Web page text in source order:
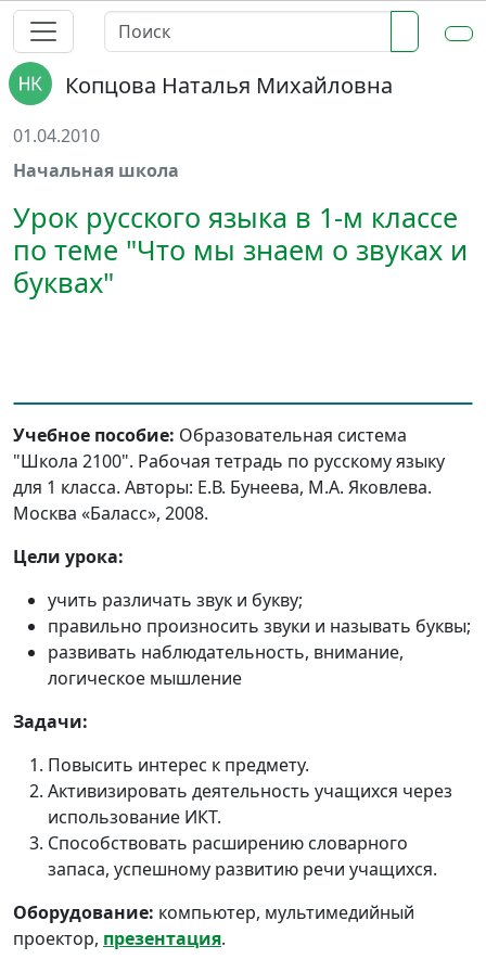
Копцова Наталья Михайловна
01.04.2010
Начальная школа
Урок русского языка в 1-м классе
по теме "Что мы знаем о звуках и
буквах"
Учебное пособие: Образовательная система
"Школа 2100". Рабочая тетрадь по русскому языку
для 1 класса. Авторы: Е.В. Бунеева, М.А. Яковлева.
Москва «Баласс», 2008.
Цели урока:
учить различать звук и букву;
правильно произносить звуки и называть буквы;
развивать наблюдательность, внимание,
логическое мышление
Задачи:
Повысить интерес к предмету.
Активизировать деятельность учащихся через
использование ИКТ.
Способствовать расширению словарного
запаса, успешному развитию речи учащихся.
Оборудование: компьютер, мультимедийный
проектор, презентация.